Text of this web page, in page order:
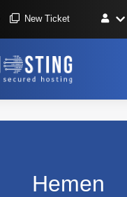
New Ticket
Hemen